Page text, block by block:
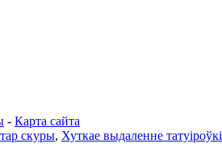
- Карта сайта
скуры, Хуткае выдаленне татуіроўкі